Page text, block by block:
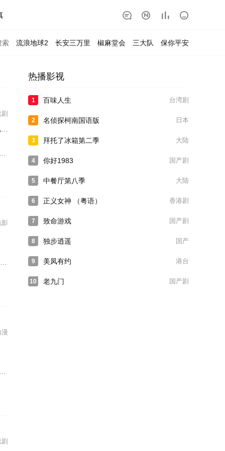
   
索 流浪地球2 长安三万里 椒麻堂会 三大队 保你平安
影
漫
热播影视
1 台湾剧
百味人生
2 日本
名侦探柯南国语版
3 大陆
拜托了冰箱第二季
4 国产剧
你好1983
5 大陆
中餐厅第八季
6 香港剧
正义女神 （粤语）
7 国产剧
致命游戏
8 国产
独步逍遥
9 港台
美凤有约
10 国产剧
老九门